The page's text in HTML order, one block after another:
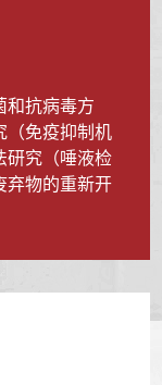
和抗病毒方
（免疫抑制机
研究（唾液检
弃物的重新开